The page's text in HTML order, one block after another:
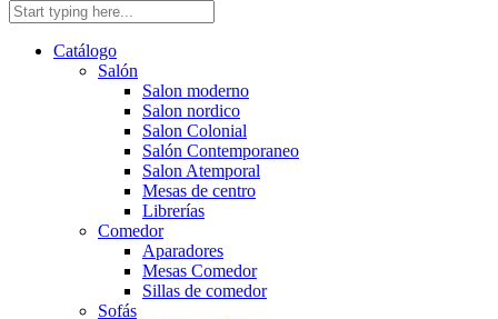
Catálogo
Salón
Salon moderno
Salon nordico
Salon Colonial
Salón Contemporaneo
Salon Atemporal
Mesas de centro
Librerías
Comedor
Aparadores
Mesas Comedor
Sillas de comedor
Sofás